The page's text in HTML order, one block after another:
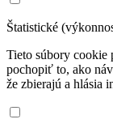
Štatistické
Tieto súbory cookie
pochopiť to, ako
že zbierajú a hlásia